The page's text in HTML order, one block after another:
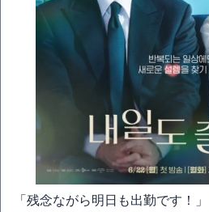
「残念ながら明日も出勤です！